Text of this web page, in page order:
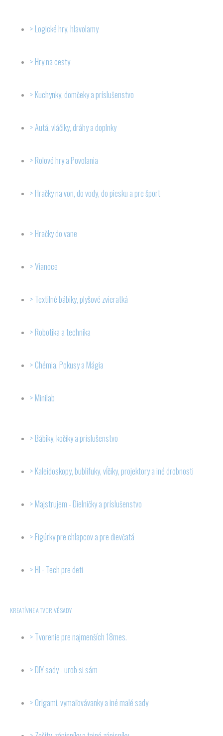
Logické hry, hlavolamy
Hry na cesty
Kuchynky, domčeky a príslušenstvo
Autá, vláčiky, dráhy a doplnky
Rolové hry a Povolania
Hračky na von, do vody, do piesku a pre šport
Hračky do vane
Vianoce
Textilné bábiky, plyšové zvieratká
Robotika a technika
Chémia, Pokusy a Mágia
Minilab
Bábiky, kočíky a príslušenstvo
Kaleidoskopy, bublifuky, vĺčiky, projektory a iné drobnosti
Majstrujem - Dielničky a príslušenstvo
Figúrky pre chlapcov a pre dievčatá
HI - Tech pre deti
KREATÍVNE A TVORIVÉ SADY
Tvorenie pre najmenších 18mes.
DIY sady - urob si sám
Origami, vymaľovávanky a iné malé sady